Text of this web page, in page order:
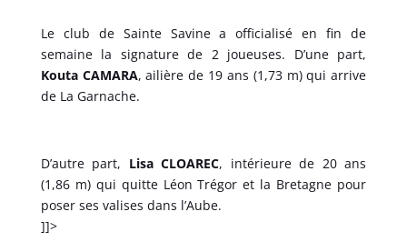
Le club de Sainte Savine a officialisé en fin de
semaine la signature de 2 joueuses. D’une part,
Kouta CAMARA, ailière de 19 ans (1,73 m) qui arrive
de La Garnache.
D’autre part, Lisa CLOAREC, intérieure de 20 ans
(1,86 m) qui quitte Léon Trégor et la Bretagne pour
poser ses valises dans l’Aube.
]]>